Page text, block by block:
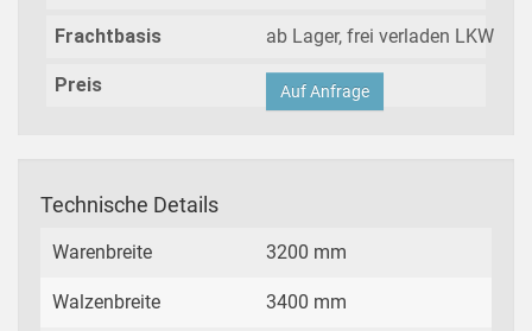
Frachtbasis ab Lager, frei verladen LKW
Preis Auf Anfrage
Technische Details
Warenbreite 3200 mm
Walzenbreite 3400 mm